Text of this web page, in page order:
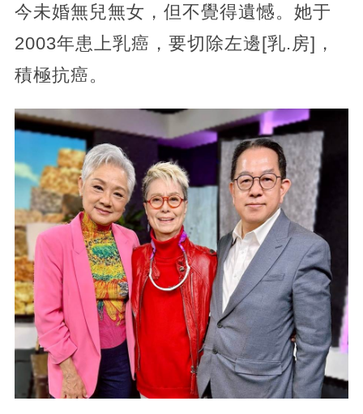
今未婚無兒無女，但不覺得遺憾。她于
2003年患上乳癌，要切除左邊[乳.房]，
積極抗癌。